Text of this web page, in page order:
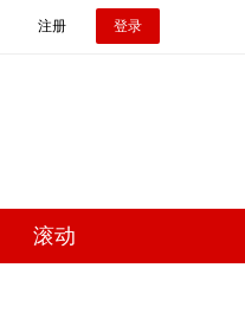
注册 登录
滚动